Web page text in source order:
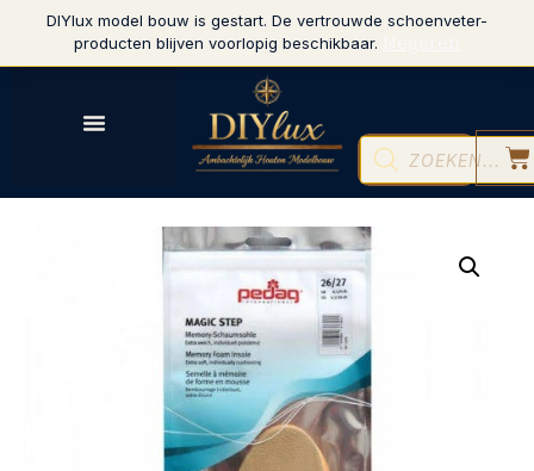
DIYlux model bouw is gestart. De vertrouwde schoenveter-
producten blijven voorlopig beschikbaar.